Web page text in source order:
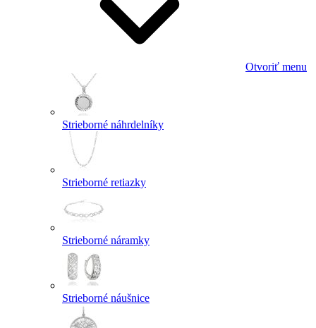
Otvoriť menu
Strieborné náhrdelníky
Strieborné retiazky
Strieborné náramky
Strieborné náušnice